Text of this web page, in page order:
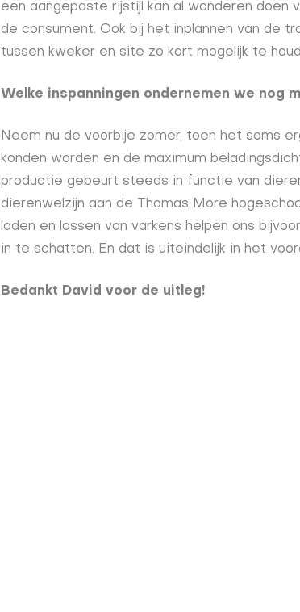
een aangepaste rijstijl kan al wonderen
de consument. Ook bij het inplannen van de
tussen kweker en site zo kort mogelijk te
Welke inspanningen ondernemen we nog
Neem nu de voorbije zomer, toen het soms
konden worden en de maximum
productie gebeurt steeds in functie van
dierenwelzijn aan de Thomas More
laden en lossen van varkens helpen ons
in te schatten. En dat is uiteindelijk in het
Bedankt David voor de uitleg!